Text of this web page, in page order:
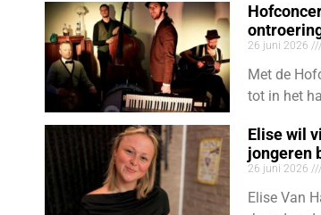
26 juni 2026
Met de
tot in het
Elise wil
jongeren
26 juni 2026
Elise Van